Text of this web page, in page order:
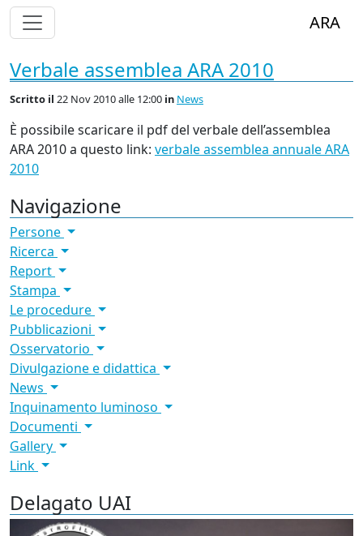
Alterna Visualizzazione Menù ARA
Verbale assemblea ARA 2010
Scritto il 22 Nov 2010 alle 12:00 in News
È possibile scaricare il pdf del verbale dell’assemblea
ARA2010 a questo link: verbale assemblea annualeARA
2010
Navigazione
Persone
Ricerca
Report
Stampa
Le procedure
Pubblicazioni
Osservatorio
Divulgazione e didattica
News
Inquinamento luminoso
Documenti
Gallery
Link
Delagato UAI